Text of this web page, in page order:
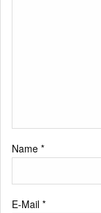
Name *
E-Mail *